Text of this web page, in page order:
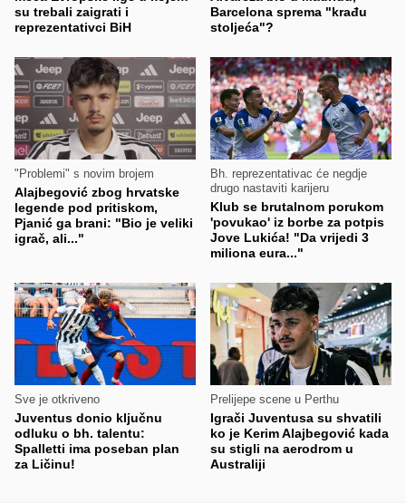
su trebali zaigrati i
reprezentativci BiH
Barcelona sprema "krađu
stoljeća"?
"Problemi" s novim brojem
Alajbegović zbog hrvatske
legende pod pritiskom,
Pjanić ga brani: "Bio je veliki
igrač, ali..."
Bh. reprezentativac će negdje
drugo nastaviti karijeru
Klub se brutalnom porukom
'povukao' iz borbe za potpis
Jove Lukića! "Da vrijedi 3
miliona eura..."
Sve je otkriveno
Juventus donio ključnu
odluku o bh. talentu:
Spalletti ima poseban plan
za Ličinu!
Prelijepe scene u Perthu
Igrači Juventusa su shvatili
ko je Kerim Alajbegović kada
su stigli na aerodrom u
Australiji